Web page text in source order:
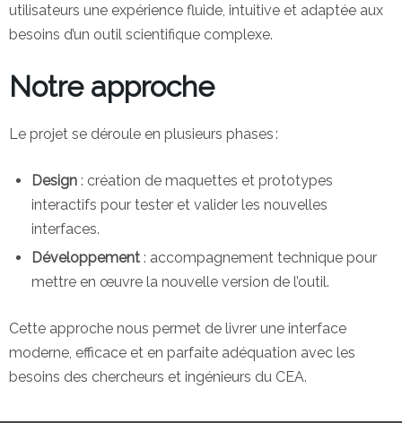
utilisateurs une expérience fluide, intuitive et adaptée aux
besoins d’un outil scientifique complexe.
Notre approche
Le projet se déroule en plusieurs phases :
Design : création de maquettes et prototypes
interactifs pour tester et valider les nouvelles
interfaces.
Développement : accompagnement technique pour
mettre en œuvre la nouvelle version de l’outil.
Cette approche nous permet de livrer une interface
moderne, efficace et en parfaite adéquation avec les
besoins des chercheurs et ingénieurs du CEA.